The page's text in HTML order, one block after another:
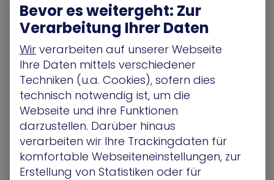
Optimierter Schutz
Stellen Sie bei Sicherheitsvorfällen zusätzlichen
Kontext für Überwachungswerkzeuge wie SIEM und
EDR bereit. So können SOC-Analysten
Warnmeldungen zu potenziellen Angriffspfaden
effektiver priorisieren.
Bevor es weitergeht: Zur
Verarbeitung Ihrer Daten
Wir verarbeiten auf unserer Webseite
Ihre Daten mittels verschiedener
Techniken (u.a. Cookies), sofern dies
technisch notwendig ist, um die
Webseite und ihre Funktionen
darzustellen. Darüber hinaus
verarbeiten wir Ihre Trackingdaten für
komfortable Webseiteneinstellungen, zur
Erstellung von Statistiken oder für